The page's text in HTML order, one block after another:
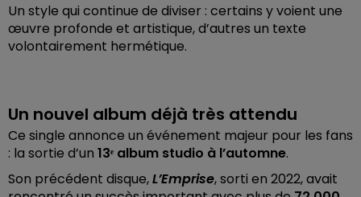
Un style qui continue de diviser : certains y voient une
œuvre profonde et artistique, d’autres un texte
volontairement hermétique.
Un nouvel album déjà très attendu
Ce single annonce un événement majeur pour les fans
: la sortie d’un 13ᵉ album studio à l’automne.
Son précédent disque,L’Emprise, sorti en 2022, avait